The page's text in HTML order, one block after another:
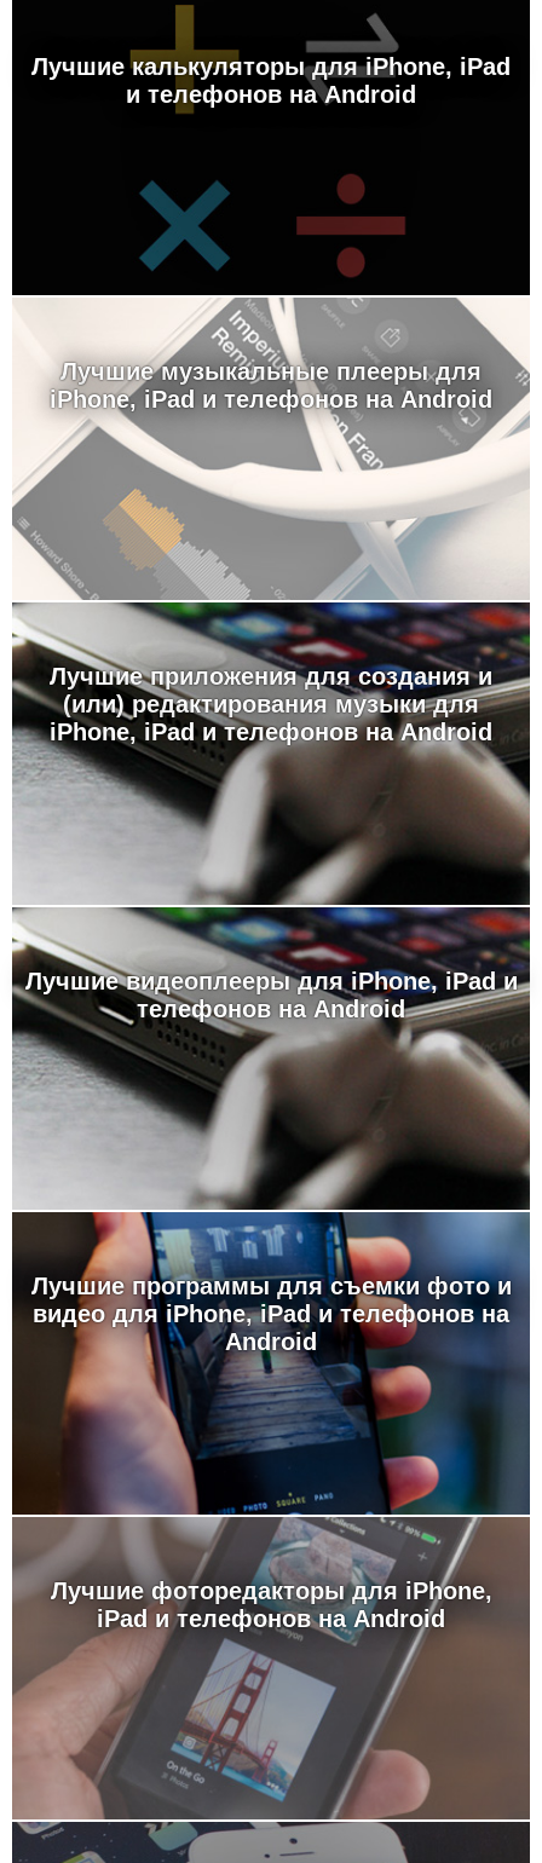
Лучшие калькуляторы для iPhone, iPad
и телефонов на Android
Лучшие музыкальные плееры для
iPhone, iPad и телефонов на Android
Лучшие приложения для создания и
(или) редактирования музыки для
iPhone, iPad и телефонов на Android
Лучшие видеоплееры для iPhone, iPad и
телефонов на Android
Лучшие программы для съемки фото и
видео для iPhone, iPad и телефонов на
Android
Лучшие фоторедакторы для iPhone,
iPad и телефонов на Android